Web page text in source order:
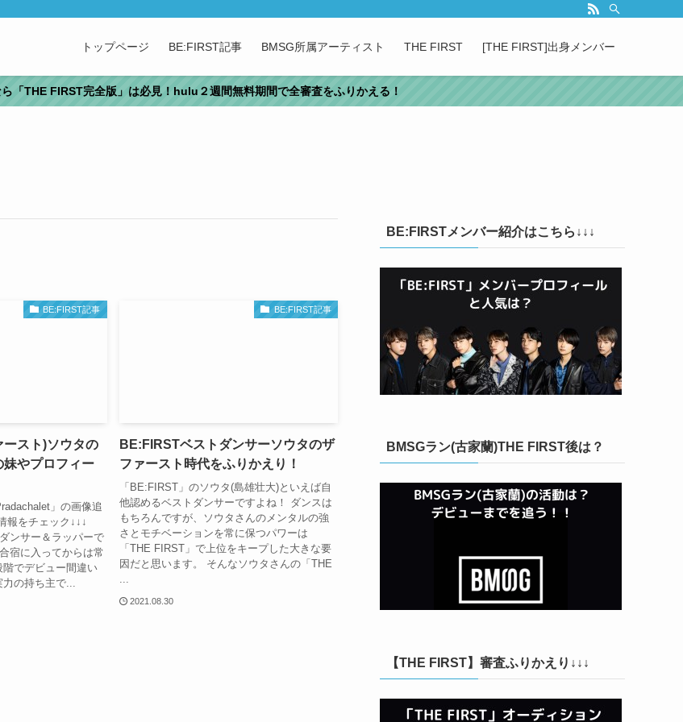
トップページ BE:FIRST記事 BMSG所属アーティスト THE FIRST [THE FIRST]出身メンバー
ら「THE FIRST完全版」は必見！hulu２週間無料期間で全審査をふりかえる！
BE:FIRST記事
スト)ソウタの
妹やプロフィー
」の画像追
報をチェック↓↓↓
ンサー＆ラッパーで
宿に入ってからは常
でデビュー間違い
の持ち主で...
BE:FIRST記事
BE:FIRSTベストダンサーソウタのザ
ファースト時代をふりかえり！
「BE:FIRST」のソウタ(島雄壮大)といえば自
他認めるベストダンサーですよね！ ダンスは
もちろんですが、ソウタさんのメンタルの強
さとモチベーションを常に保つパワーは
「THE FIRST」で上位をキープした大きな要
因だと思います。 そんなソウタさんの「THE
2021.08.30
BE:FIRSTメンバー紹介はこちら↓↓↓
BMSGラン(古家蘭)THE FIRST後は？
【THE FIRST】審査ふりかえり↓↓↓